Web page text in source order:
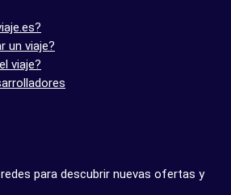
un viaje?
viaje?
para descubrir nuevas ofertas y